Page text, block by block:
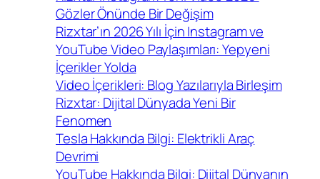
Gözler Önünde Bir Değişim
Rizxtar’ın 2026 Yılı İçin Instagram ve
YouTube Video Paylaşımları: Yepyeni
İçerikler Yolda
Video İçerikleri: Blog Yazılarıyla Birleşim
Rizxtar: Dijital Dünyada Yeni Bir
Fenomen
Tesla Hakkında Bilgi: Elektrikli Araç
Devrimi
YouTube Hakkında Bilgi: Dijital Dünyanın